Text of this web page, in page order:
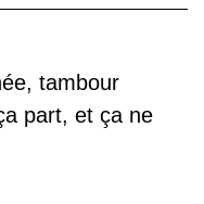
tambour
part, et ça ne